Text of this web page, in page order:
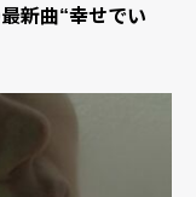
新曲“幸せでい